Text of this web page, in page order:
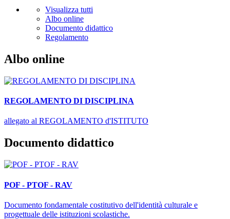
Visualizza tutti
Albo online
Documento didattico
Regolamento
Albo online
REGOLAMENTO DI DISCIPLINA
allegato al REGOLAMENTO d'ISTITUTO
Documento didattico
POF - PTOF - RAV
Documento fondamentale costitutivo dell'identità culturale e
progettuale delle istituzioni scolastiche.